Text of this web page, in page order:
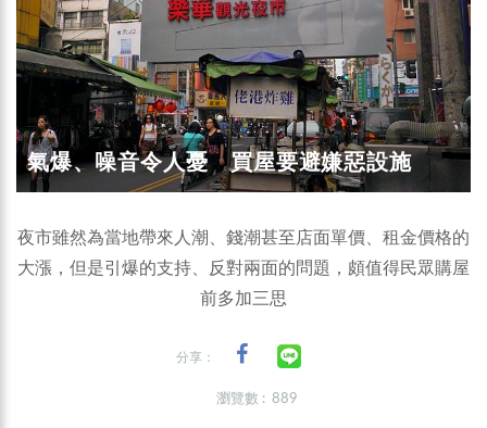
氣爆、噪音令人憂 買屋要避嫌惡設施
夜市雖然為當地帶來人潮、錢潮甚至店面單價、租金價格的
大漲，但是引爆的支持、反對兩面的問題，頗值得民眾購屋
前多加三思
分享：
瀏覽數 : 889